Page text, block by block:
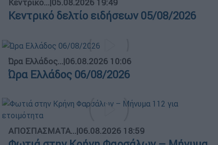
Κεντρικό...|05.08.2026 19:49
Κεντρικό δελτίο ειδήσεων 05/08/2026
Ώρα Ελλάδος...|06.08.2026 10:06
Ώρα Ελλάδος 06/08/2026
ΑΠΟΣΠΑΣΜΑΤΑ...|06.08.2026 18:59